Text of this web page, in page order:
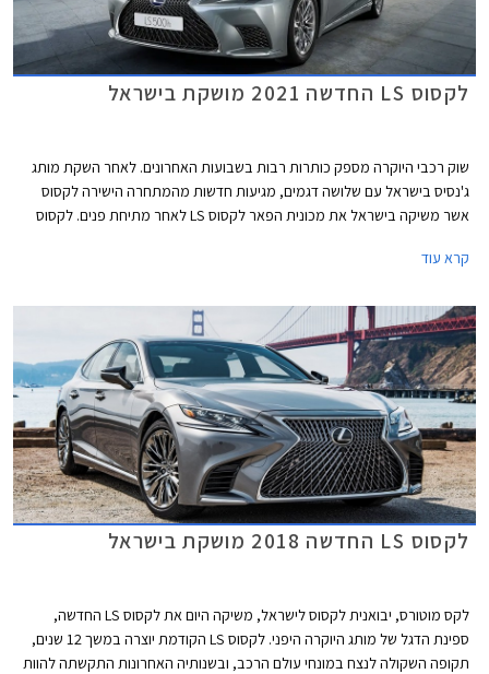
לקסוס LS החדשה 2021 מושקת בישראל
שוק רכבי היוקרה מספק כותרות רבות בשבועות האחרונים. לאחר השקת מותג
ג'נסיס בישראל עם שלושה דגמים, מגיעות חדשות מהמתחרה הישירה לקסוס
אשר משיקה בישראל את מכונית הפאר לקסוס LS לאחר מתיחת פנים. לקסוס
הלקוחות האמריקאים ולבנות את מוניטין האיכות והאמינות אותו מטפחת
קרא עוד
לקסוס LS החדשה 2018 מושקת בישראל
לקס מוטורס, יבואנית לקסוס לישראל, משיקה היום את לקסוס LS החדשה,
ספינת הדגל של מותג היוקרה היפני. לקסוס LS הקודמת יוצרה במשך 12 שנים,
תקופה השקולה לנצח במונחי עולם הרכב, ובשנותיה האחרונות התקשתה להוות